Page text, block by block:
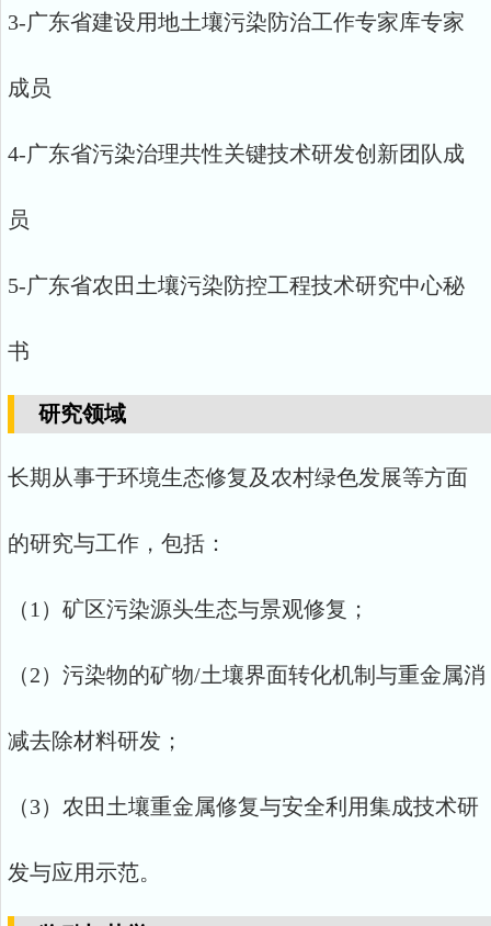
3-广东省建设用地土壤污染防治工作专家库专家
成员
4-广东省污染治理共性关键技术研发创新团队成
员
5-广东省农田土壤污染防控工程技术研究中心秘
书
研究领域
长期从事于环境生态修复及农村绿色发展等方面
的研究与工作，包括：
（1）矿区污染源头生态与景观修复；
（2）污染物的矿物/土壤界面转化机制与重金属消
减去除材料研发；
（3）农田土壤重金属修复与安全利用集成技术研
发与应用示范。